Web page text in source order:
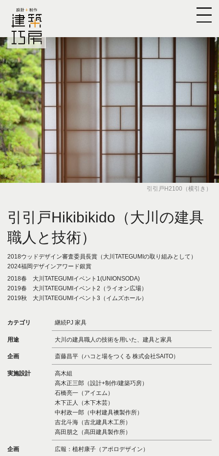
引引戸H2100（横引き）
引引戸Hikibikido（大川の建具
職人と技術）
2018ウッドデザイン審査委員長賞（大川TATEGUMIの取り組みとして）
2024福岡デザインアワード銀賞
2018春 大川TATEGUMIイベント1(UNIONSODA)
2019春 大川TATEGUMIイベント2（ライオン広場）
2019秋 大川TATEGUMIイベント3（イムズホール）
カテゴリ 継続PJ 家具
用途 大川の建具職人の技術を用いた、建具と家具
企画 斎藤昌平（ハコと場をつくる 株式会社SAITO）
実施設計
高木組
高木正三郎（設計+制作/建築巧房）
石橋亮一（アイエム）
木下正人（木下木芸）
中村政一郎（中村建具襖製作所）
吉北斗海（吉北建具木工所）
高田朋之（高田建具製作所）
企画 広報：植村康子（アポロデザイン）